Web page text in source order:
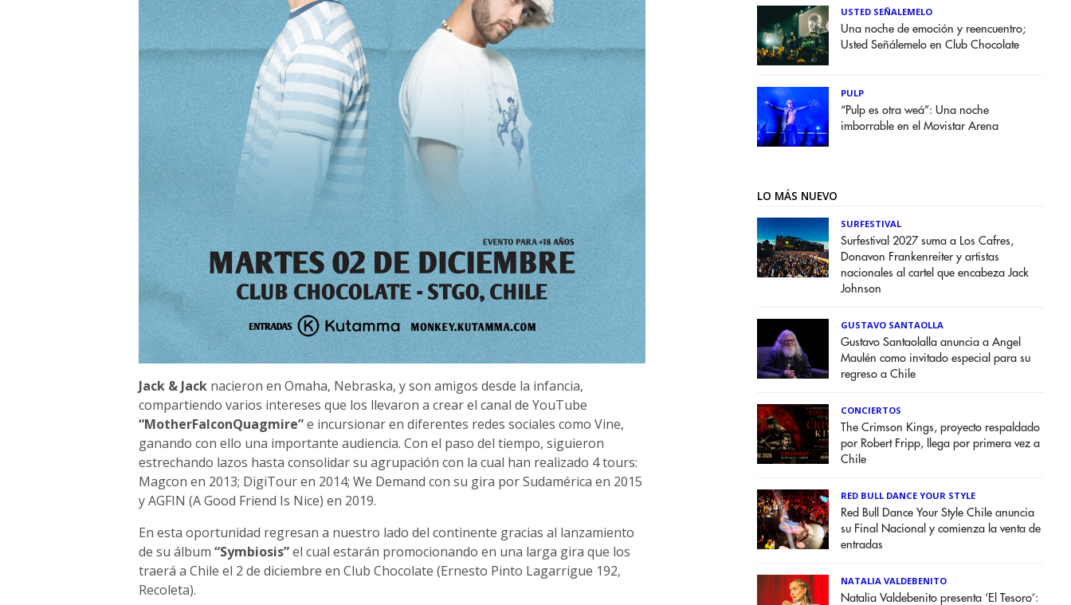
Jack & Jacknacieron en Omaha, Nebraska, y son amigos desde la infancia,
compartiendo varios intereses que los llevaron a crear el canal de YouTube
“MotherFalconQuagmire”e incursionar en diferentes redes sociales como Vine,
ganando con ello una importante audiencia. Con el paso del tiempo, siguieron
estrechando lazos hasta consolidar su agrupación con la cual han realizado 4 tours:
Magcon en 2013; DigiTour en 2014; We Demand con su gira por Sudamérica en 2015
y AGFIN (A Good Friend Is Nice) en 2019.
En esta oportunidad regresan a nuestro lado del continente gracias al lanzamiento
de su álbum “Symbiosis”el cual estarán promocionando en una larga gira que los
traerá a Chile el 2 de diciembre en Club Chocolate (Ernesto Pinto Lagarrigue 192,
Recoleta).
USTED SEÑALEMELO
Una noche de emoción y reencuentro;
Usted Señálemelo en Club Chocolate
PULP
“Pulp es otra weá”: Una noche
imborrable en el Movistar Arena
LO MÁS NUEVO
SURFESTIVAL
Surfestival 2027 suma a Los Cafres,
Donavon Frankenreiter y artistas
nacionales al cartel que encabeza Jack
Johnson
GUSTAVO SANTAOLLA
Gustavo Santaolalla anuncia a Angel
Maulén como invitado especial para su
regreso a Chile
CONCIERTOS
The Crimson Kings, proyecto respaldado
por Robert Fripp, llega por primera vez a
Chile
RED BULL DANCE YOUR STYLE
Red Bull Dance Your Style Chile anuncia
su Final Nacional y comienza la venta de
entradas
NATALIA VALDEBENITO
Natalia Valdebenito presenta ‘El Tesoro’: